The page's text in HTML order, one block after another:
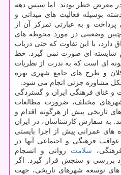
معرض خطر بودند. اما سپس دهه
بوسیله فعالیت های میدانی و
و به عبارتی تمركز آن از
وضعیتی در مورد محوطه های
دارد، با این تفاوت كه حتی درباب
شایسته ای صورت نمی گیرد. خط
ای است كه به ندرت از نظریات
و طرح های جامع شهری بهره
مشاوره جزئی انجام می شود.
و غنای فرهنگی ایران و گستردگی
مختلف، ضرورت مطالعات
تاریخی پیش از هرگونه اقدام و
سفارش كارشناسان، در ایران
های عمرانی پیش از اجرا بایستی
فرهنگی و اجتماعی آنها در
سلامت روانی و انسجام
بررسی و سنجش قرار گیرد. اگر
توسعه شهرهای تاریخی، جهت